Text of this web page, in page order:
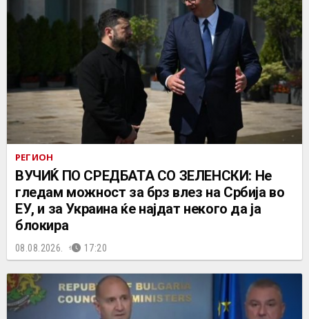
РЕГИОН
ВУЧИЌ ПО СРЕДБАТА СО ЗЕЛЕНСКИ: Не
гледам можност за брз влез на Србија во
ЕУ, и за Украина ќе најдат некого да ја
блокира
08.08.2026. 17:20